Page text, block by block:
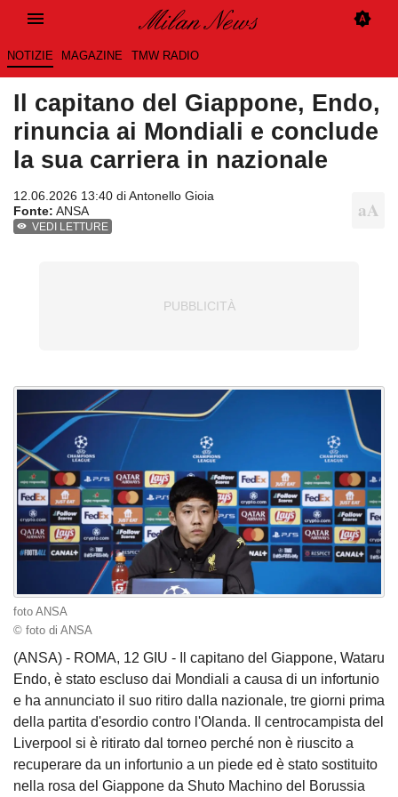
NOTIZIE MAGAZINE TMW RADIO
Il capitano del Giappone, Endo,
rinuncia ai Mondiali e conclude
la sua carriera in nazionale
12.06.2026 13:40 diAntonello Gioia
Fonte: ANSA
VEDI LETTURE
foto ANSA
© foto di ANSA
(ANSA) - ROMA, 12 GIU - Il capitano del Giappone, Wataru
Endo, è stato escluso dai Mondiali a causa di un infortunio
e ha annunciato il suo ritiro dalla nazionale, tre giorni prima
della partita d'esordio contro l'Olanda. Il centrocampista del
Liverpool si è ritirato dal torneo perché non è riuscito a
recuperare da un infortunio a un piede ed è stato sostituito
nella rosa del Giappone da Shuto Machino del Borussia